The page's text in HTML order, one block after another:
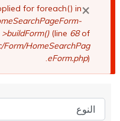
×
رسالة
الخطأ
for foreach() in
>buildForm()(line 68of
HomeSearchPag
eForm.php).
النوع